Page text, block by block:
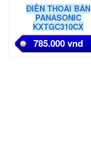
ĐIỆN THOẠI BÀN
PANASONIC
KXTGC310CX
785.000 vnd